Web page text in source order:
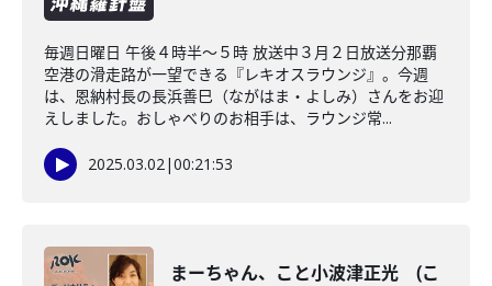
毎週日曜日 午後４時半～５時 放送中３月２日放送分那覇
空港の滑走路が一望できる『レキオスラウンジ』。今週
は、恩納村長の長浜善巳（ながはま・よしみ）さんをお迎
えしました。おしゃべりのお相手は、ラウンジ常...
2025.03.02|00:21:53
まーちゃん、こと小波津正光 (こ